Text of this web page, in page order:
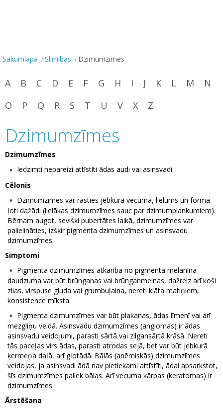
Sākumlapa Slimības Dzimumzīmes
A B C D E F G H I J K L M
N
O
P Q R S T U V X Z
Dzimumzīmes
Dzimumzīmes
Iedzimti nepareizi attīstīti ādas audi vai asinsvadi.
Cēlonis
Dzimumzīmes var rasties jebkurā vecumā, lielums un forma
ļoti dažādi (lielākas dzimumzīmes sauc par dzimumplankumiem).
Bērnam augot, sevišķi pubertātes laikā, dzimumzīmes var
palielināties, izšķir pigmenta dzimumzīmes un asinsvadu
dzimumzīmes.
Simptomi
Pigmenta dzimumzīmes atkarībā no pigmenta melanīna
daudzuma var būt brūnganas vai brūnganmelnas, dažreiz arī koši
zilas, virspuse gluda vai grumbuļaina, nereti klāta matiņiem,
konsistence mīksta.
Pigmenta dzimumzīmes var būt plakanas, ādas līmenī vai arī
mezgliņu veidā. Asinsvadu dzimumzīmes (angiomas) ir ādas
asinsvadu veidojumi, parasti sārtā vai zilgansārtā krāsā. Nereti
tās paceļas virs ādas, parasti atrodas sejā, bet var būt jebkurā
ķermeņa daļā, arī gļotādā. Bālās (anēmiskās) dzimumzīmes
veidojas, ja asinsvadi ādā nav pietiekami attīstīti, ādai apsarkstot,
šīs dzimumzīmes paliek bālas. Arī vecuma kārpas (keratomas) ir
dzimumzīmes.
Ārstēšana